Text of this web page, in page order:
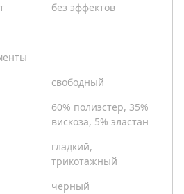
без эффектов
свободный
60% полиэстер, 35%
вискоза, 5% эластан
гладкий,
трикотажный
черный